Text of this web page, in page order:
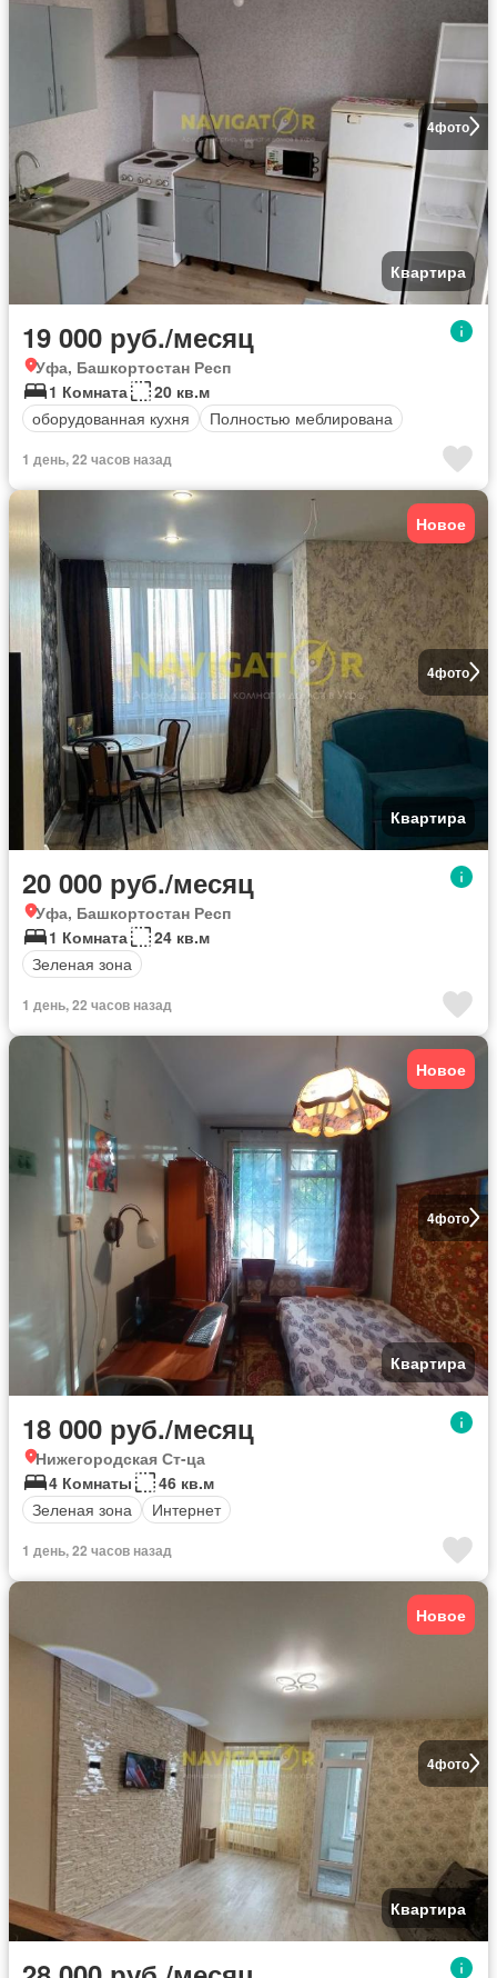
4фото
Квартира
19 000 руб./месяц
Уфа, Башкортостан Респ
1 Комната
20 кв.м
оборудованная кухня
Полностью меблирована
1 день, 22 часов назад
4фото
Новое
Квартира
20 000 руб./месяц
Уфа, Башкортостан Респ
1 Комната
24 кв.м
Зеленая зона
1 день, 22 часов назад
4фото
Новое
Квартира
18 000 руб./месяц
Нижегородская Ст-ца
4 Комнаты
46 кв.м
Зеленая зона
Интернет
1 день, 22 часов назад
4фото
Новое
Квартира